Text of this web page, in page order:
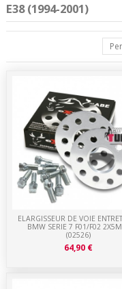
E38 (1994-2001)
ELARGISSEUR DE VOIE
BMW SERIE 7 F01/F02
(02526)
64,90 €